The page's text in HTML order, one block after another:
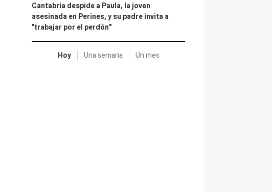
Cantabria despide a Paula, la joven
asesinada en Perines, y su padre invita a
"trabajar por el perdón"
Hoy Una semana Un mes